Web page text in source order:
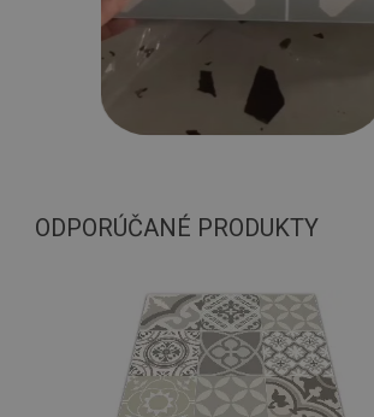
ODPORÚČANÉ PRODUKTY